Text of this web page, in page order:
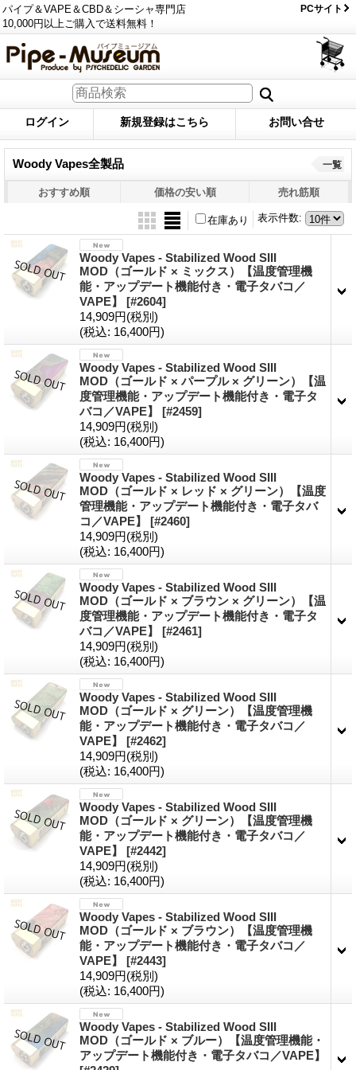
パイプ＆VAPE＆CBD＆シーシャ専門店
10,000円以上ご購入で送料無料！
PCサイト
ログイン 新規登録はこちら お問い合せ
Woody Vapes全製品 一覧
おすすめ順 価格の安い順 売れ筋順
表示件数:
在庫あり
Woody Vapes - Stabilized Wood SIII
MOD（ゴールド × ミックス）【温度管理機
能・アップデート機能付き・電子タバコ／
VAPE】 [#2604]
14,909円(税別)
(税込: 16,400円)
Woody Vapes - Stabilized Wood SIII
MOD（ゴールド × パープル × グリーン）【温
度管理機能・アップデート機能付き・電子タ
バコ／VAPE】 [#2459]
14,909円(税別)
(税込: 16,400円)
Woody Vapes - Stabilized Wood SIII
MOD（ゴールド × レッド × グリーン）【温度
管理機能・アップデート機能付き・電子タバ
コ／VAPE】 [#2460]
14,909円(税別)
(税込: 16,400円)
Woody Vapes - Stabilized Wood SIII
MOD（ゴールド × ブラウン × グリーン）【温
度管理機能・アップデート機能付き・電子タ
バコ／VAPE】 [#2461]
14,909円(税別)
(税込: 16,400円)
Woody Vapes - Stabilized Wood SIII
MOD（ゴールド × グリーン）【温度管理機
能・アップデート機能付き・電子タバコ／
VAPE】 [#2462]
14,909円(税別)
(税込: 16,400円)
Woody Vapes - Stabilized Wood SIII
MOD（ゴールド × グリーン）【温度管理機
能・アップデート機能付き・電子タバコ／
VAPE】 [#2442]
14,909円(税別)
(税込: 16,400円)
Woody Vapes - Stabilized Wood SIII
MOD（ゴールド × ブラウン）【温度管理機
能・アップデート機能付き・電子タバコ／
VAPE】 [#2443]
14,909円(税別)
(税込: 16,400円)
Woody Vapes - Stabilized Wood SIII
MOD（ゴールド × ブルー）【温度管理機能・
アップデート機能付き・電子タバコ／VAPE】